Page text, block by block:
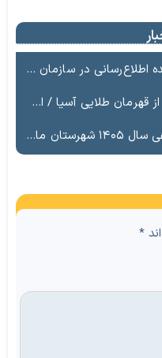
در سازمان منطقه آزاد ماکو است
احترام ابوالفضل پیشه‌ور به شهدای گمنام
ماکو
*